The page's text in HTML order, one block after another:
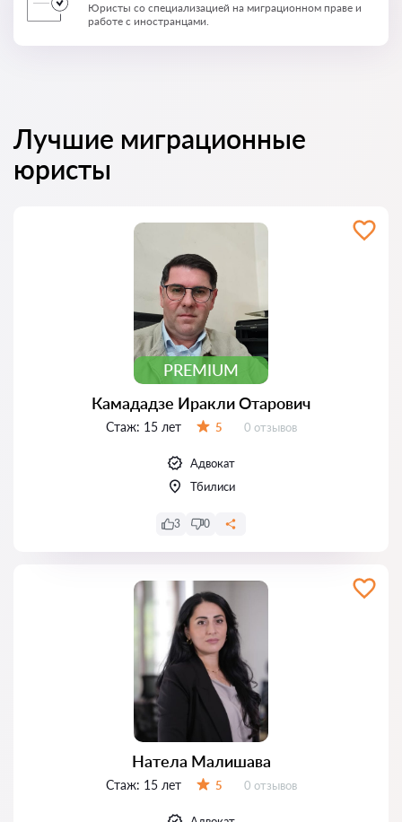
Юристы со специализацией на миграционном праве и
работе с иностранцами.
Лучшие миграционные
юристы
PREMIUM
Камададзе Иракли Отарович
Стаж: 15 лет 5 Отзывов:
0 отзывов
Адвокат
Тбилиси
3 0
Натела Малишава
Стаж: 15 лет 5 Отзывов:
0 отзывов